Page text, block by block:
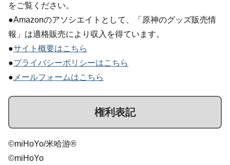
をご覧ください。
●Amazonのアソシエイトとして、「原神のグッズ販売情
報」は適格販売により収入を得ています。
●サイト概要はこちら
●プライバシーポリシーはこちら
● メールフォームはこちら
権利表記
©miHoYo/米哈游®
©miHoYo